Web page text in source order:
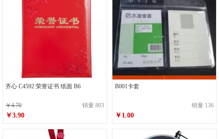
齐心 C4592 荣誉证书 纸面 B6
￥4.70 销量 803
￥3.90
B001卡套
销量 136
￥1.00